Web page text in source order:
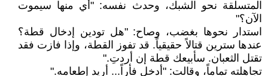
المتسلقة نحو الشبك، وحدث نفسه: "أي منها سيموت
الآن؟"
استدار نحوها بغضب، وصاح: "هل تودين إدخال قطة؟
عندها سترين قتالاً حقيقياً. قد تفوز القطة، وإذا فازت فقد
تقتل الثعبان. سأبيعك قطة إن أردتِ."
تجاهلته تماماً، وقالت: "أدخل فأراً... أريد إطعامه."